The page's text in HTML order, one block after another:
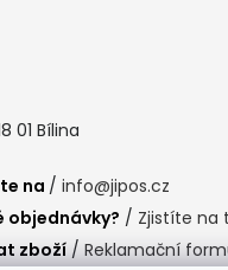
01 Bílina
na / info@jipos.cz
objednávky? / Zjistíte na
zboží / Reklamační